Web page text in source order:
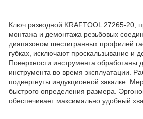
Ключ разводной KRAFTOOL 27265-20,
монтажа и демонтажа резьбовых
диапазоном шестигранных профилей
губках, исключают проскальзывание и
Поверхности инструмента обработаны
инструмента во время эксплуатации.
подвергнуты индукционной закалке.
быстрого определения размера.
обеспечивает максимально удобный